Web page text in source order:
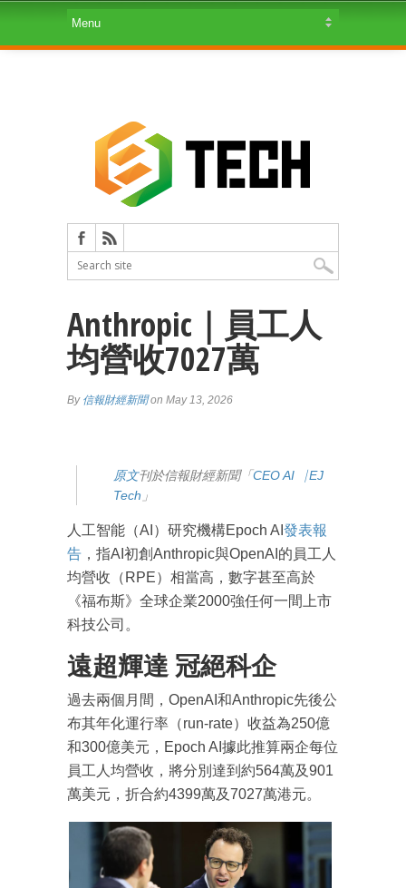
Anthropic｜員工人
均營收7027萬
By 信報財經新聞on May 13, 2026
原文刊於信報財經新聞「CEO AI⎹ EJ
Tech 」
人工智能（AI）研究機構Epoch AI 發表報
告 ，指AI初創Anthropic與OpenAI的員工人
均營收（RPE）相當高，數字甚至高於
《福布斯》全球企業2000強任何一間上市
科技公司。
遠超輝達 冠絕科企
過去兩個月間，OpenAI和Anthropic先後公
布其年化運行率（run-rate）收益為250億
和300億美元，Epoch AI據此推算兩企每位
員工人均營收，將分別達到約564萬及901
萬美元，折合約4399萬及7027萬港元。